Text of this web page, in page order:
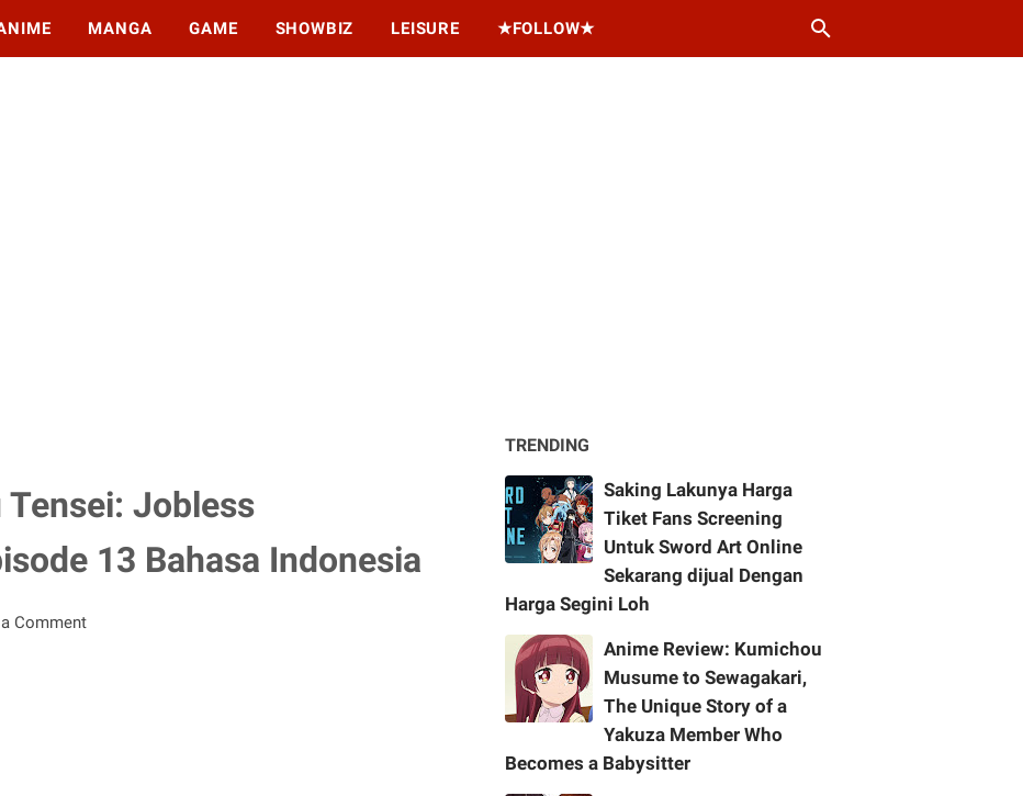
MANGA GAME SHOWBIZ LEISURE ★FOLLOW★
Jobless
13 Bahasa Indonesia
Comment
TRENDING
Saking Lakunya Harga
Tiket Fans Screening
Untuk Sword Art Online
Sekarang dijual Dengan
Harga Segini Loh
Anime Review: Kumichou
Musume to Sewagakari,
The Unique Story of a
Yakuza Member Who
Becomes a Babysitter